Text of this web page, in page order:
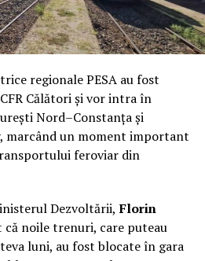
regionale PESA au fost
Călători și vor intra în
Nord–Constanța și
marcând un moment important
feroviar din
Dezvoltării, Florin
că noile trenuri, care puteau
luni, au fost blocate în gara